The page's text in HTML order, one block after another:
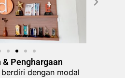
& Penghargaan
berdiri dengan modal